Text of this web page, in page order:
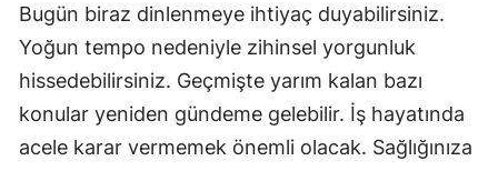
Bugün biraz dinlenmeye ihtiyaç duyabilirsiniz.
Yoğun tempo nedeniyle zihinsel yorgunluk
hissedebilirsiniz. Geçmişte yarım kalan bazı
konular yeniden gündeme gelebilir. İş hayatında
acele karar vermemek önemli olacak. Sağlığınıza